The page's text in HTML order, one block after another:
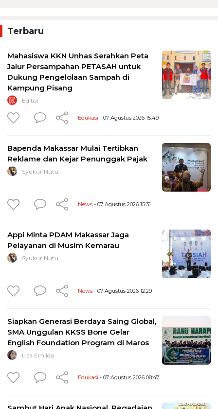
Terbaru
Mahasiswa KKN Unhas Serahkan Peta
Jalur Persampahan PETASAH untuk
Dukung Pengelolaan Sampah di
Kampung Pisang
Editor
Edukasi - 07 Agustus 2026 15:49
Bapenda Makassar Mulai Tertibkan
Reklame dan Kejar Penunggak Pajak
Syukur Nutu
News - 07 Agustus 2026 15:31
Appi Minta PDAM Makassar Jaga
Pelayanan di Musim Kemarau
Syukur Nutu
News - 07 Agustus 2026 12:29
Siapkan Generasi Berdaya Saing Global,
SMA Unggulan KKSS Bone Gelar
English Foundation Program di Maros
Lisa Emilda
Edukasi - 07 Agustus 2026 08:47